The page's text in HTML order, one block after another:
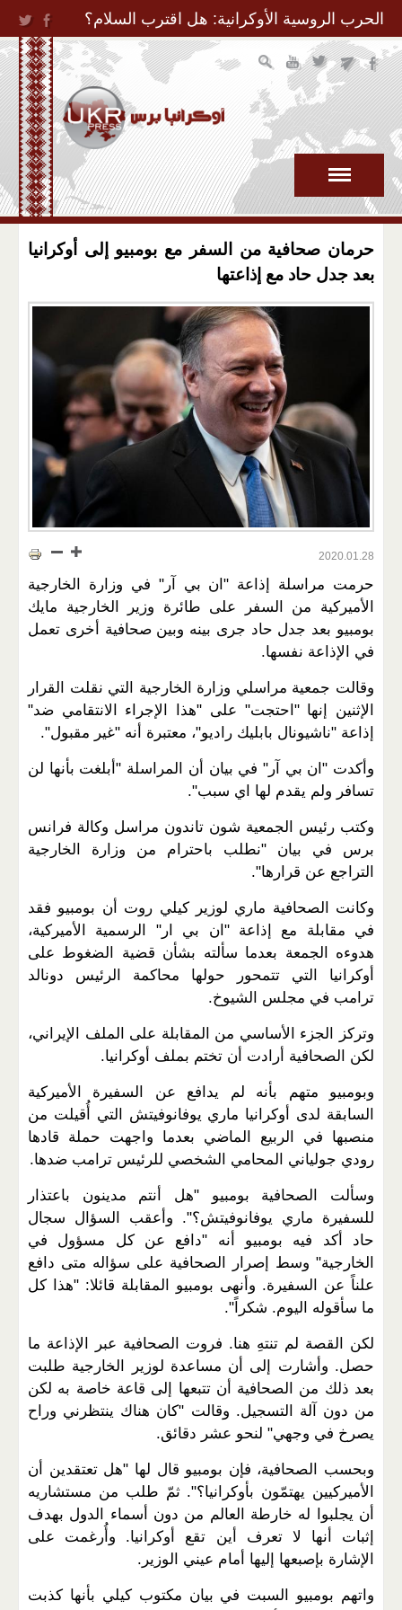
Jump to Navigation
الحرب الروسية الأوكرانية: هل اقترب السلام؟
حرمان صحافية من السفر مع بومبيو إلى أوكرانيا
بعد جدل حاد مع إذاعتها
2020.01.28
حرمت مراسلة إذاعة "ان بي آر" في وزارة الخارجية
الأميركية من السفر على طائرة وزير الخارجية مايك
بومبيو بعد جدل حاد جرى بينه وبين صحافية أخرى تعمل
في الإذاعة نفسها.
وقالت جمعية مراسلي وزارة الخارجية التي نقلت القرار
الإثنين إنها "احتجت" على "هذا الإجراء الانتقامي ضد"
إذاعة "ناشيونال بابليك راديو"، معتبرة أنه "غير مقبول".
وأكدت "ان بي آر" في بيان أن المراسلة "أبلغت بأنها لن
تسافر ولم يقدم لها اي سبب".
وكتب رئيس الجمعية شون تاندون مراسل وكالة فرانس
برس في بيان "نطلب باحترام من وزارة الخارجية
التراجع عن قرارها".
وكانت الصحافية ماري لوزير كيلي روت أن بومبيو فقد
في مقابلة مع إذاعة "ان بي ار" الرسمية الأميركية،
هدوءه الجمعة بعدما سألته بشأن قضية الضغوط على
أوكرانيا التي تتمحور حولها محاكمة الرئيس دونالد
ترامب في مجلس الشيوخ.
وتركز الجزء الأساسي من المقابلة على الملف الإيراني،
لكن الصحافية أرادت أن تختم بملف أوكرانيا.
وبومبيو متهم بأنه لم يدافع عن السفيرة الأميركية
السابقة لدى أوكرانيا ماري يوفانوفيتش التي أُقيلت من
منصبها في الربيع الماضي بعدما واجهت حملة قادها
رودي جولياني المحامي الشخصي للرئيس ترامب ضدها.
وسألت الصحافية بومبيو "هل أنتم مدينون باعتذار
للسفيرة ماري يوفانوفيتش؟". وأعقب السؤال سجال
حاد أكد فيه بومبيو أنه "دافع عن كل مسؤول في
الخارجية" وسط إصرار الصحافية على سؤاله متى دافع
علناً عن السفيرة. وأنهى بومبيو المقابلة قائلا: "هذا كل
ما سأقوله اليوم. شكراً".
لكن القصة لم تنتهِ هنا. فروت الصحافية عبر الإذاعة ما
حصل. وأشارت إلى أن مساعدة لوزير الخارجية طلبت
بعد ذلك من الصحافية أن تتبعها إلى قاعة خاصة به لكن
من دون آلة التسجيل. وقالت "كان هناك ينتظرني وراح
يصرخ في وجهي" لنحو عشر دقائق.
وبحسب الصحافية، فإن بومبيو قال لها "هل تعتقدين أن
الأميركيين يهتمّون بأوكرانيا؟". ثمّ طلب من مستشاريه
أن يجلبوا له خارطة العالم من دون أسماء الدول بهدف
إثبات أنها لا تعرف أين تقع أوكرانيا. وأُرغمت على
الإشارة بإصبعها إليها أمام عيني الوزير.
واتهم بومبيو السبت في بيان مكتوب كيلي بأنها كذبت